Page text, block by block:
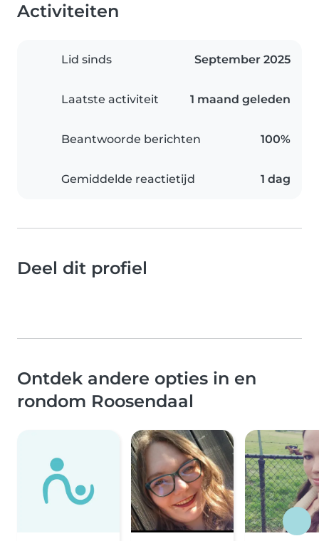
Activiteiten
Lid sinds September 2025
Laatste activiteit 1 maand geleden
Beantwoorde berichten 100%
Gemiddelde reactietijd 1 dag
Deel dit profiel
Ontdek andere opties in en
rondom Roosendaal